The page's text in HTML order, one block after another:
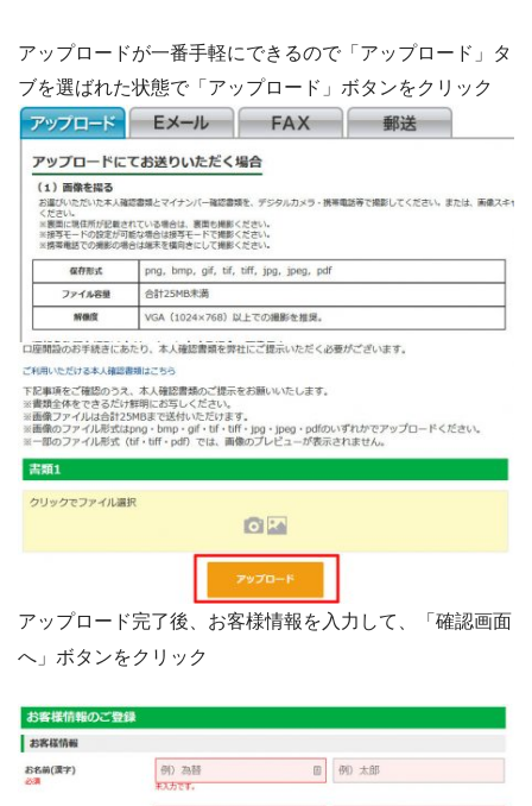
アップロードが一番手軽にできるので「アップロード」タ
ブを選ばれた状態で「アップロード」ボタンをクリック
アップロード完了後、お客様情報を入力して、「確認画面
へ」ボタンをクリック